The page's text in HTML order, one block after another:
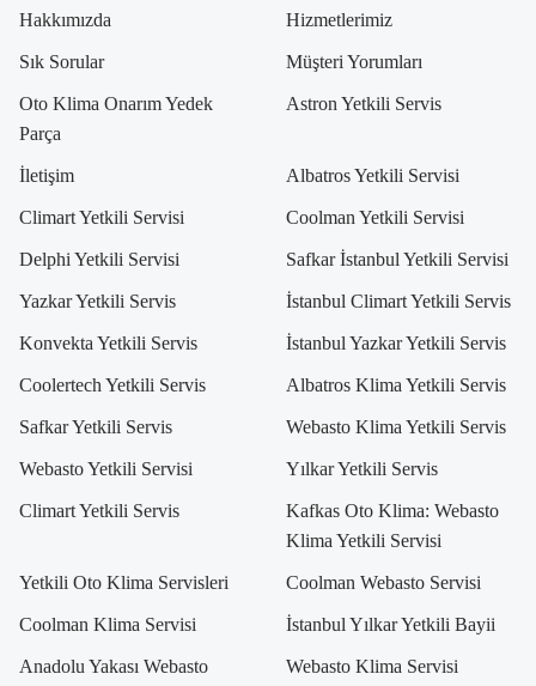
Hakkımızda Hizmetlerimiz
Sık Sorular Müşteri Yorumları
Oto Klima Onarım Yedek
Parça
Astron Yetkili Servis
İletişim Albatros Yetkili Servisi
Climart Yetkili Servisi Coolman Yetkili Servisi
Delphi Yetkili Servisi Safkar İstanbul Yetkili Servisi
Yazkar Yetkili Servis İstanbul Climart Yetkili Servis
Konvekta Yetkili Servis İstanbul Yazkar Yetkili Servis
Coolertech Yetkili Servis Albatros Klima Yetkili Servis
Safkar Yetkili Servis Webasto Klima Yetkili Servis
Webasto Yetkili Servisi Yılkar Yetkili Servis
Climart Yetkili Servis
Kafkas Oto Klima: Webasto
Klima Yetkili Servisi
Yetkili Oto Klima Servisleri Coolman Webasto Servisi
Coolman Klima Servisi İstanbul Yılkar Yetkili Bayii
Anadolu Yakası Webasto Webasto Klima Servisi